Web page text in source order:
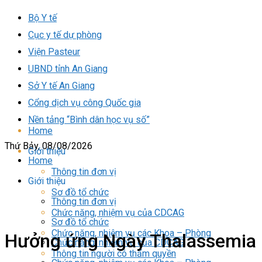
Bộ Y tế
Cục y tế dự phòng
Viện Pasteur
UBND tỉnh An Giang
Sở Y tế An Giang
Cổng dịch vụ công Quốc gia
Nền tảng “Bình dân học vụ số”
Thứ Bảy, 08/08/2026
Home
Giới thiệu
Thông tin đơn vị
Sơ đồ tổ chức
Chức năng, nhiệm vụ của CDCAG
Chức năng, nhiệm vụ các Khoa – Phòng
Thông tin người có thẩm quyền
Home
Giới thiệu
Thông tin đơn vị
Sơ đồ tổ chức
Chức năng, nhiệm vụ của CDCAG
Hưởng ứng Ngày Thalassemia